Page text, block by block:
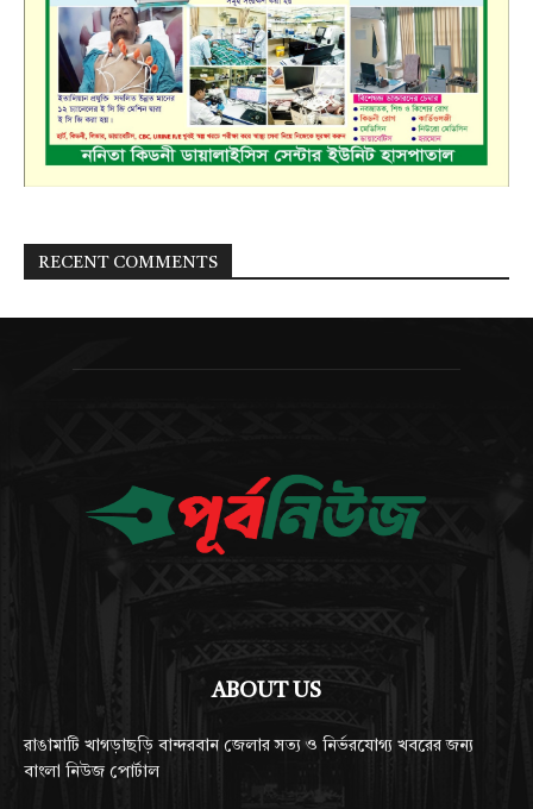
RECENT COMMENTS
ABOUT US
রাঙামাটি খাগড়াছড়ি বান্দরবান জেলার সত্য ও নির্ভরযোগ্য খবরের জন্য
বাংলা নিউজ পোর্টাল